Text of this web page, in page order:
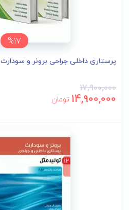
%17
پرستاری داخلی جراحی برونر و سودارث 2026 | Brunner ...
17,900,000
14,900,000 تومان